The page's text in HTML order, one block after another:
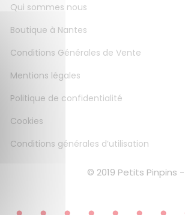
Qui sommes nous
Boutique à Nantes
Conditions Générales de Vente
Mentions légales
Politique de confidentialité
Cookies
Conditions générales d’utilisation
© 2019 Petits Pinpins